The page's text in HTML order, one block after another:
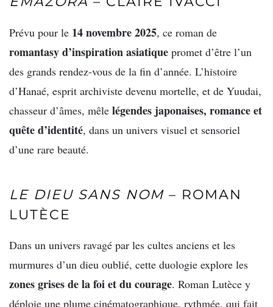
Prévu pour le 14 novembre 2025, ce roman de
romantasy d’inspiration asiatique promet d’être l’un
des grands rendez-vous de la fin d’année. L’histoire
d’Hanaé, esprit archiviste devenu mortelle, et de Yuudai,
chasseur d’âmes, mêle légendes japonaises, romance et
quête d’identité, dans un univers visuel et sensoriel
d’une rare beauté.
LE DIEU SANS NOM – ROMAN
LUTÈCE
Dans un univers ravagé par les cultes anciens et les
murmures d’un dieu oublié, cette duologie explore les
zones grises de la foi et du courage. Roman Lutèce y
déploie une plume cinématographique, rythmée, qui fait